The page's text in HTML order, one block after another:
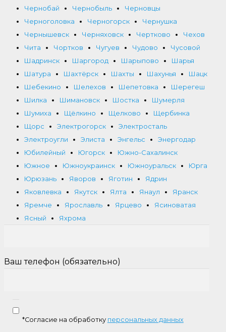
Чернобай
Чернобыль
Черновцы
Черноголовка
Черногорск
Чернушка
Чернышевск
Черняховск Чертково
Чехов
Чита
Чортков Чугуев Чудово
Чусовой
Шадринск
Шаргород Шарыпово
Шарья
Шатура
Шахтёрск Шахты Шахунья
Шацк
Шебекино
Шелехов Шепетовка
Шерегеш
Шилка
Шимановск Шостка
Шумерля
Шумиха
Щёлкино Щелково
Щербинка
Щорс
Электрогорск
Электросталь
Электроугли
Элиста Энгельс
Энергодар
Юбилейный
Югорск
Южно-Сахалинск
Южное
Южноукраинск Южноуральск
Юрга
Юрюзань
Яворов Яготин
Ядрин
Яковлевка
Якутск Ялта Янаул
Яранск
Яремче
Ярославль Ярцево
Ясиноватая
Ясный
Яхрома
Ваш телефон (обязательно)
*Согласие на обработку персональных данных